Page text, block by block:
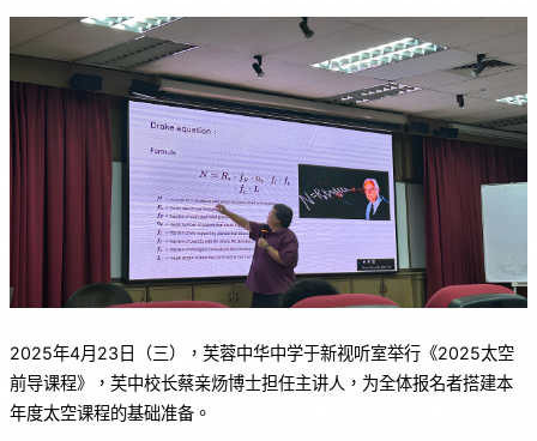
b
o
o
A
p
p
at
2025年4月23日（三），芙蓉中华中学于新视听室举行《2025太空
前导课程》，芙中校长蔡亲炀博士担任主讲人，为全体报名者搭建本
年度太空课程的基础准备。